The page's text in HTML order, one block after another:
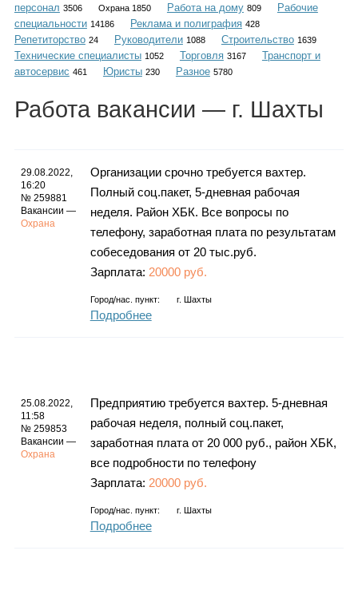
Каталог
Инфо
Гороскоп
Карты
персонал 3506 Охрана 1850 Работа на дому 809
Рабочие
специальности 14186 Реклама и полиграфия 428
Репетиторство 24 Руководители 1088 Строительство 1639
Технические специалисты 1052 Торговля 3167
Транспорт и
автосервис 461 Юристы 230 Разное 5780
Работа вакансии — г. Шахты
29.08.2022,
16:20
№ 259881
Вакансии —
Охрана
Организации срочно требуется вахтер.
Полный соц.пакет, 5-дневная рабочая
неделя. Район ХБК. Все вопросы по
телефону, заработная плата по результатам
собеседования от 20 тыс.руб.
Зарплата: 20000 руб.
Город/нас. пункт: г. Шахты
Подробнее
25.08.2022,
11:58
№ 259853
Вакансии —
Охрана
Предприятию требуется вахтер. 5-дневная
рабочая неделя, полный соц.пакет,
заработная плата от 20 000 руб., район ХБК,
все подробности по телефону
Зарплата: 20000 руб.
Город/нас. пункт: г. Шахты
Подробнее